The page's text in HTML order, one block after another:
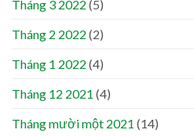
Tháng 3 2022 (5)
Tháng 2 2022 (2)
Tháng 1 2022 (4)
Tháng 12 2021 (4)
Tháng mười một 2021 (14)